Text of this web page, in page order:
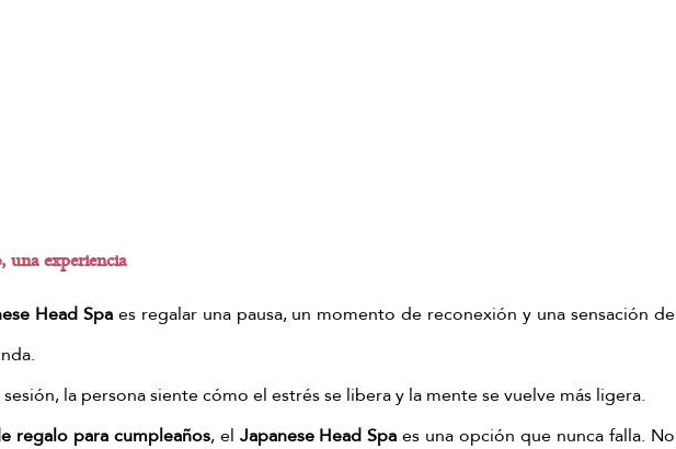
una experiencia
Head Spa es regalar una pausa, un momento de reconexión y una sensación de
la persona siente cómo el estrés se libera y la mente se vuelve más ligera.
regalo para cumpleaños, el Japanese Head Spa es una opción que nunca falla. No